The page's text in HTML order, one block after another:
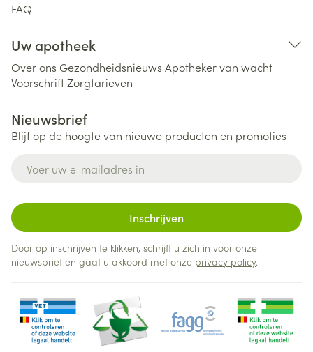
FAQ
Uw apotheek
Over ons Gezondheidsnieuws Apotheker van wacht
VoorschriftZorgtarieven
Nieuwsbrief
Blijf op de hoogte van nieuwe producten en promoties
Inschrijven
Door op inschrijven te klikken, schrijft u zich in voor onze
nieuwsbrief en gaat u akkoord met onze privacy policy.